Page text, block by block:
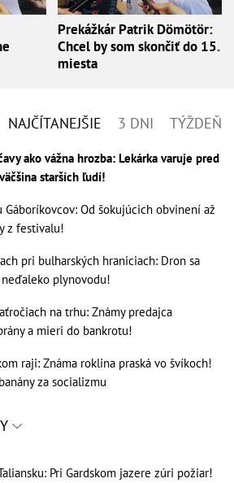
Prekážkár Patrik Dömötör:
Chcel by som skončiť do 15.
miesta
NAJČÍTANEJŠIE 3 DNI TÝŽDEŇ
ako vážna hrozba: Lekárka varuje pred
starších ľudí!
Gáboríkovcov: Od šokujúcich obvinení až
z festivalu!
pri bulharských hraniciach: Dron sa
plynovodu!
na trhu: Známy predajca
a mieri do bankrotu!
raji: Známa roklina praská vo švíkoch!
za socializmu
Pri Gardskom jazere zúri požiar!